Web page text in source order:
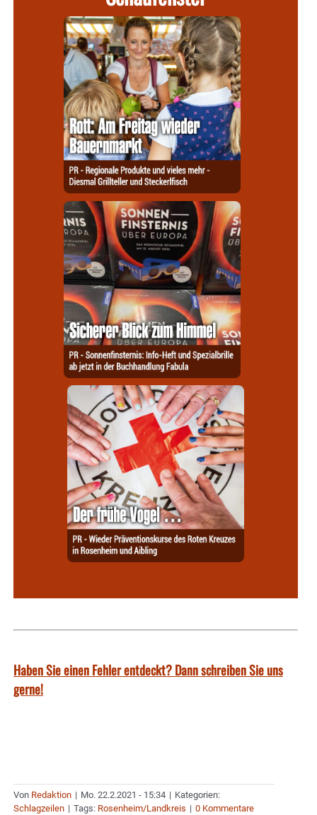
Haben Sie einen Fehler entdeckt? Dann schreiben Sie uns
gerne!
Von Redaktion | Mo. 22.2.2021 - 15:34 | Kategorien:
Schlagzeilen | Tags: Rosenheim/Landkreis | 0 Kommentare